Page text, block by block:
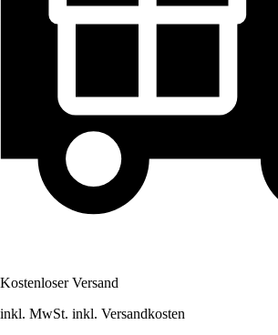
Kostenloser Versand
inkl. MwSt. inkl. Versandkosten